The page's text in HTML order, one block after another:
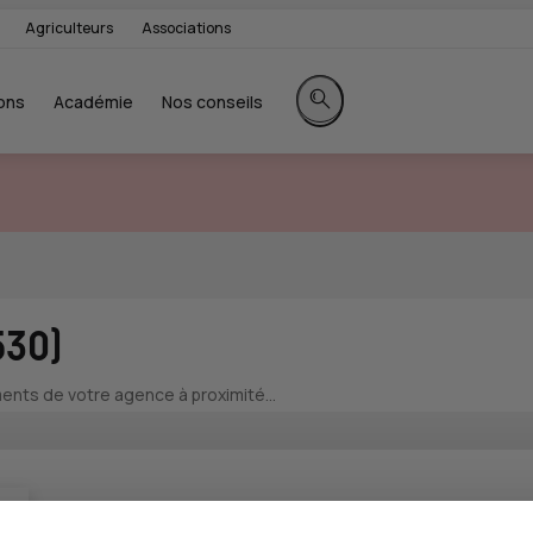
Agriculteurs Associations
Académie Nos conseils
Rechercher sur le site
de votre agence à proximité...